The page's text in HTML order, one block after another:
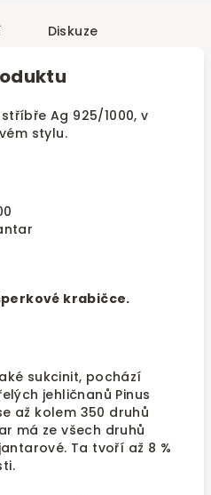
Diskuze
Ag 925/1000, v
stylu.
krabičce.
sukcinit, pochází
jehličnanů Pinus
až kolem 350 druhů
má ze všech druhů
Ta tvoří až 8 %